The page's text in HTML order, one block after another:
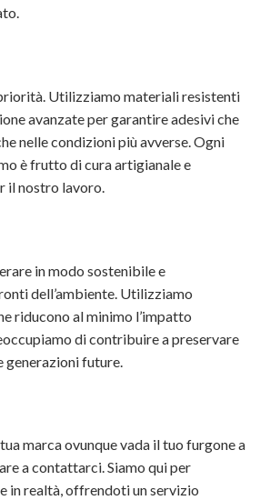
Utilizziamo materiali resistenti
avanzate per garantire adesivi che
nelle condizioni più avverse. Ogni
è frutto di cura artigianale e
il nostro lavoro.
in modo sostenibile e
dell’ambiente. Utilizziamo
riducono al minimo l’impatto
di contribuire a preservare
generazioni future.
marca ovunque vada il tuo furgone a
a contattarci. Siamo qui per
in realtà, offrendoti un servizio